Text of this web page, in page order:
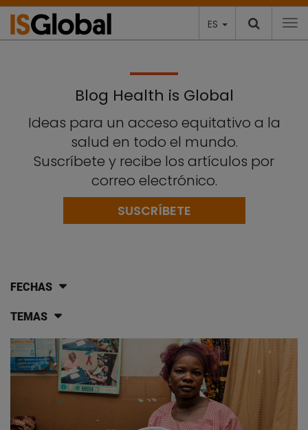
ES
Blog Health is Global
Ideas para un acceso equitativo a la
salud en todo el mundo.
Suscríbete y recibe los artículos por
correo electrónico.
SUSCRÍBETE
FECHAS
TEMAS
Lista de artículos del blog